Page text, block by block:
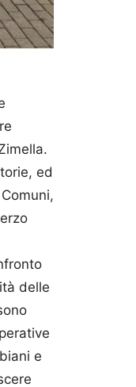
ed
delle
e